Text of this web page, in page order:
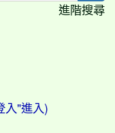
進階搜尋
入"進入)